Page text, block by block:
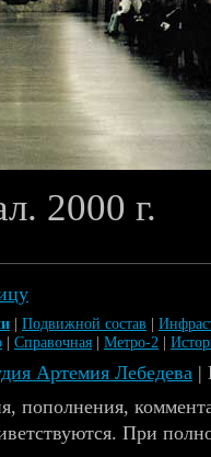
2000 г.
Подвижной состав
Справочная Метро-2
Артемия Лебедева |
пополнения,
При